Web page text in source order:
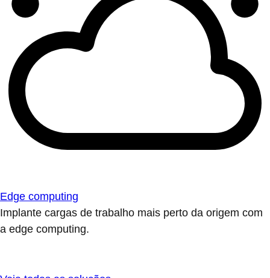
Edge computing
Implante cargas de trabalho mais perto da origem com
a edge computing.